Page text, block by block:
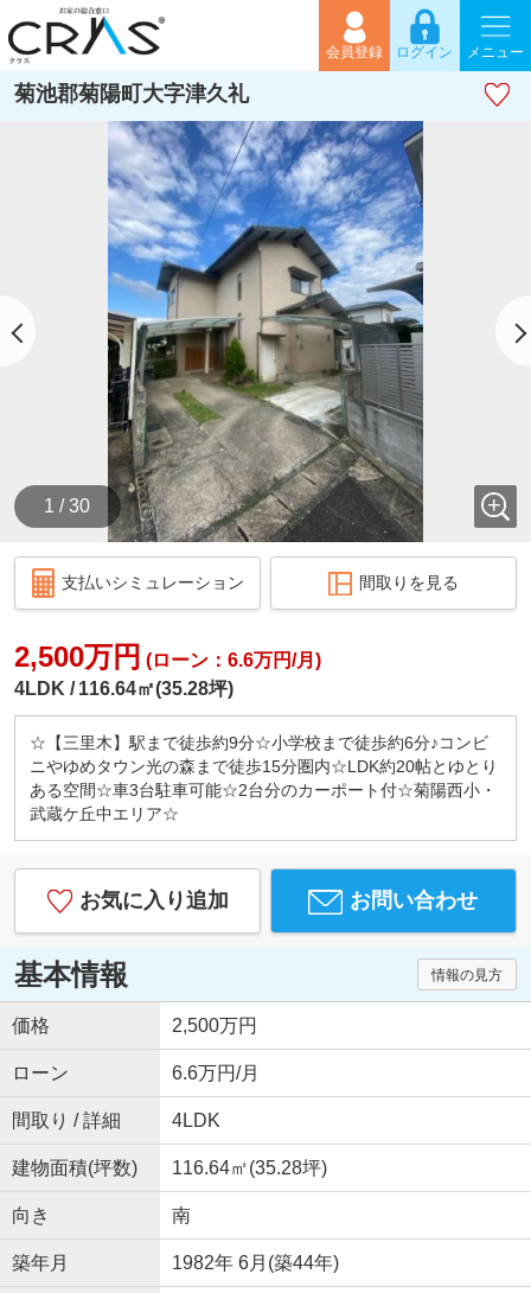
会員登録 ログイン メニュー
菊池郡菊陽町大字津久礼
1 / 30
支払いシミュレーション 間取りを見る
2,500万円 (ローン：6.6万円/月)
4LDK
116.64㎡(35.28坪)
☆【三里木】駅まで徒歩約9分☆小学校まで徒歩約6分♪コンビ
ニやゆめタウン光の森まで徒歩15分圏内☆LDK約20帖とゆとり
ある空間☆車3台駐車可能☆2台分のカーポート付☆菊陽西小・
武蔵ケ丘中エリア☆
お気に入り追加 お問い合わせ
基本情報 情報の見方
価格 2,500万円
ローン 6.6万円/月
間取り / 詳細 4LDK
建物面積(坪数) 116.64㎡(35.28坪)
向き 南
築年月 1982年 6月(築44年)